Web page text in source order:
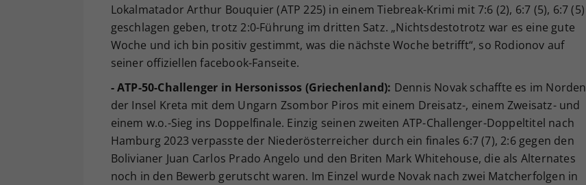
Lokalmatador Arthur Bouquier (ATP 225) in einem Tiebreak-Krimi mit 7:6 (2), 6:7 (5), 6:7 (5)
geschlagen geben, trotz 2:0-Führung im dritten Satz. „Nichtsdestotrotz war es eine gute
Woche und ich bin positiv gestimmt, was die nächste Woche betrifft“, so Rodionov auf
seiner offiziellen facebook-Fanseite.
- ATP-50-Challenger in Hersonissos (Griechenland): Dennis Novak schaffte es im Norden
der Insel Kreta mit dem Ungarn Zsombor Piros mit einem Dreisatz-, einem Zweisatz- und
einem w.o.-Sieg ins Doppelfinale. Einzig seinen zweiten ATP-Challenger-Doppeltitel nach
Hamburg 2023 verpasste der Niederösterreicher durch ein finales 6:7 (7), 2:6 gegen den
Bolivianer Juan Carlos Prado Angelo und den Briten Mark Whitehouse, die als Alternates
noch in den Bewerb gerutscht waren. Im Einzel wurde Novak nach zwei Matcherfolgen in